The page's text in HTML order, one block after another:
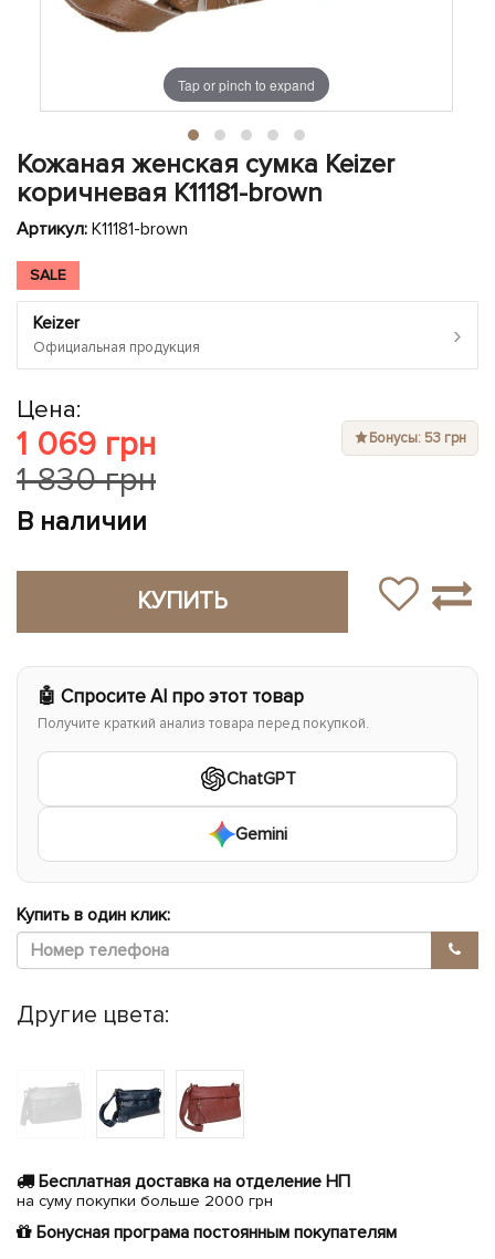
Показать все
Показать все
ЧЕХЛЫ ДЛЯ НОУТБУКОВ
Tap or pinch to expand
Кожаная женская сумка Keizer
коричневая K11181-brown
Артикул: K11181-brown
SALE
Keizer
Официальная продукция ›
Цена:
1 069 грн
1 830 грн
Бонусы: 53 грн
В наличии
КУПИТЬ
🤖 Спросите AI про этот товар
Получите краткий анализ товара перед покупкой.
ChatGPT
Gemini
Купить в один клик:
Другие цвета:
Бесплатная доставка на отделение НП
на суму покупки больше 2000 грн
Бонусная програма постоянным покупателям